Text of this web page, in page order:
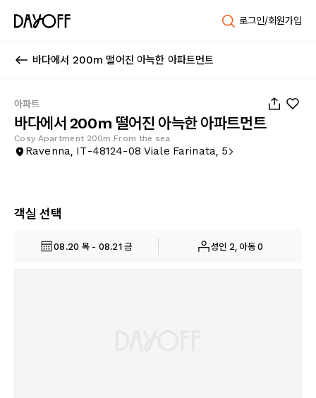
로그인/회원가입
바다에서 200m 떨어진 아늑한 아파트먼트
아파트
바다에서 200m 떨어진 아늑한 아파트먼트
Cosy Apartment 200m From the sea
Ravenna, IT-48124-08 Viale Farinata, 5
객실 선택
08.20 목 - 08.21 금 성인 2, 아동 0